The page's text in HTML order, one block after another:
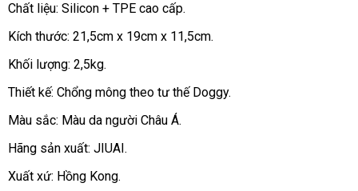
dâm
như
làm
tình
Trung
Quốc
với
một
nàng
dâm
Chất liệu: Silicon + TPE cao cấp.
Kích thước: 21,5cm x 19cm x 11,5cm.
Khối lượng: 2,5kg.
Thiết kế: Chổng mông theo tư thế Doggy.
Màu sắc: Màu da người Châu Á.
Hãng sản xuất: JIUAI.
Xuất xứ: Hồng Kong.